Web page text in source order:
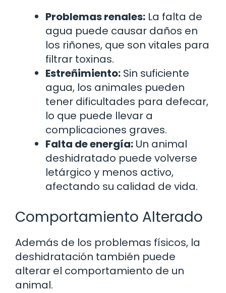
Problemas renales: La falta de
agua puede causar daños en
los riñones, que son vitales para
filtrar toxinas.
Estreñimiento: Sin suficiente
agua, los animales pueden
tener dificultades para defecar,
lo que puede llevar a
complicaciones graves.
Falta de energía: Un animal
deshidratado puede volverse
letárgico y menos activo,
afectando su calidad de vida.
Comportamiento Alterado
Además de los problemas físicos, la
deshidratación también puede
alterar el comportamiento de un
animal.